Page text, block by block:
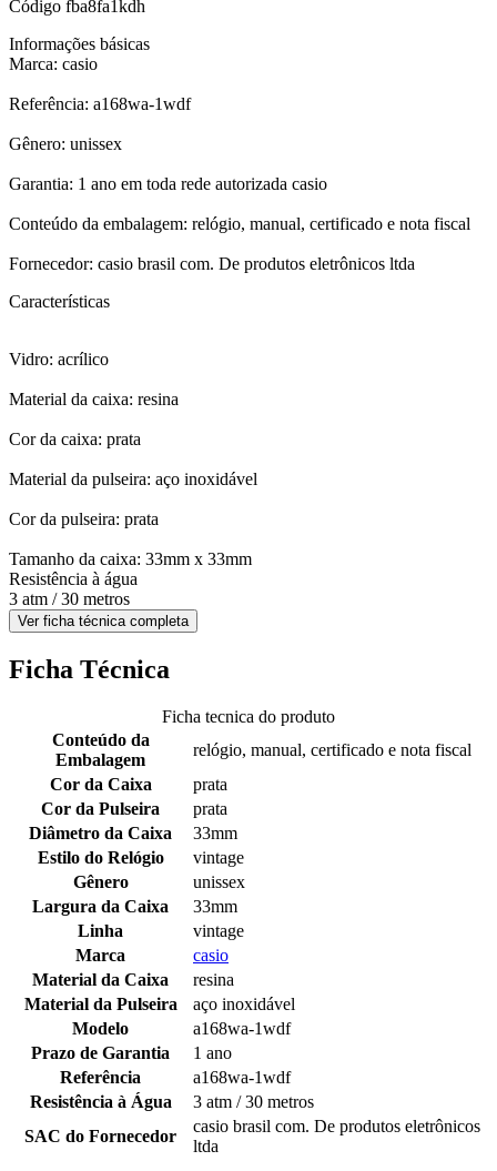
Código fba8fa1kdh
Informações básicas
Marca: casio
Referência: a168wa-1wdf
Gênero: unissex
Garantia: 1 ano em toda rede autorizada casio
Conteúdo da embalagem: relógio, manual, certificado e nota fiscal
Fornecedor: casio brasil com. De produtos eletrônicos ltda
Características
Vidro: acrílico
Material da caixa: resina
Cor da caixa: prata
Material da pulseira: aço inoxidável
Cor da pulseira: prata
Tamanho da caixa: 33mm x 33mm
Resistência à água
3 atm / 30 metros
Ver ficha técnica completa
Ficha Técnica
Ficha tecnica do produto
Conteúdo da
Embalagem
relógio, manual, certificado e nota fiscal
Cor da Caixa
prata
Cor da Pulseira
prata
Diâmetro da Caixa
33mm
Estilo do Relógio
vintage
Gênero
unissex
Largura da Caixa
33mm
Linha
vintage
Marca
casio
Material da Caixa
resina
Material da Pulseira
aço inoxidável
Modelo
a168wa-1wdf
Prazo de Garantia
1 ano
Referência
a168wa-1wdf
Resistência à Água
3 atm / 30 metros
SAC do Fornecedor
casio brasil com. De produtos eletrônicos
ltda